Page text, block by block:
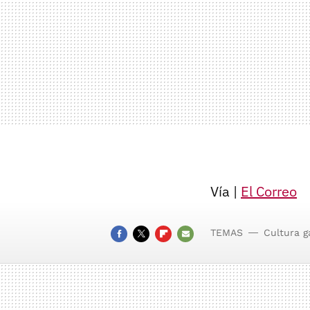
Vía | El Correo
MAIL
TEMAS Cultura